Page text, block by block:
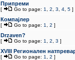
Припреми
[ Go to page: 1 2 3 4 5 ]
Компајлер
[ Go to page: 1 2 ]
Drzaven?
[ Go to page: 1 2 3 ]
XVIII Регионален
[ Go to page: 1 2 ]